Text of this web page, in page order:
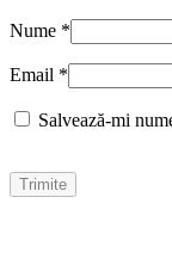
Nume *
Email *
Salvează-mi